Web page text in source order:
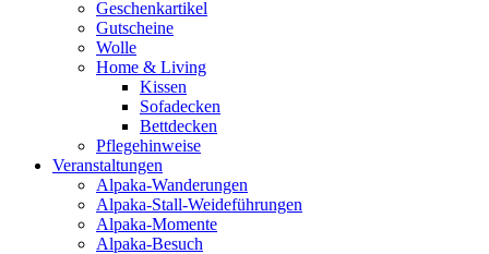
Geschenkartikel
Gutscheine
Wolle
Home & Living
Kissen
Sofadecken
Bettdecken
Pflegehinweise
Veranstaltungen
Alpaka-Wanderungen
Alpaka-Stall-Weideführungen
Alpaka-Momente
Alpaka-Besuch